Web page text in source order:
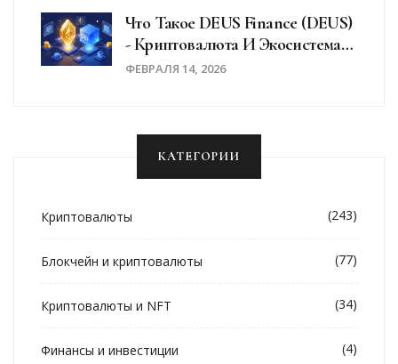
Что Такое DEUS Finance (DEUS)
- Криптовалюта И Экосистема
Децентрализованных
ФЕВРАЛЯ 14, 2026
КАТЕГОРИИ
Криптовалюты (243)
Блокчейн и криптовалюты (77)
Криптовалюты и NFT (34)
Финансы и инвестиции (4)